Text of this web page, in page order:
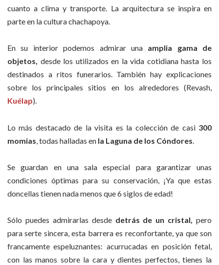
cuanto a clima y transporte. La arquitectura se inspira en
parte en la cultura chachapoya.
En su interior podemos admirar una amplia gama de
objetos, desde los utilizados en la vida cotidiana hasta los
destinados a ritos funerarios. También hay explicaciones
sobre los principales sitios en los alrededores (Revash,
Kuélap).
Lo más destacado de la visita es la colección de casi 300
momias , todas halladas en la Laguna de los Cóndores
Se guardan en una sala especial para garantizar unas
condiciones óptimas para su conservación, ¡Ya que estas
doncellas tienen nada menos que 6 siglos de edad!
Sólo puedes admirarlas desdedetrás de un cristal, pero
para serte sincera, esta barrera es reconfortante, ya que son
francamente espeluznantes: acurrucadas en posición fetal,
con las manos sobre la cara y dientes perfectos, tienes la